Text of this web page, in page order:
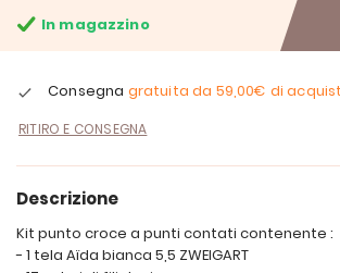
In magazzino
Consegna gratuita da 59,00€ di
RITIRO E CONSEGNA
Descrizione
Kit punto croce a punti contati contenente :
- 1 tela Aïda bianca 5,5 ZWEIGART